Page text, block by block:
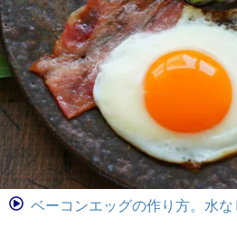
ベーコンエッグの作り方。水な